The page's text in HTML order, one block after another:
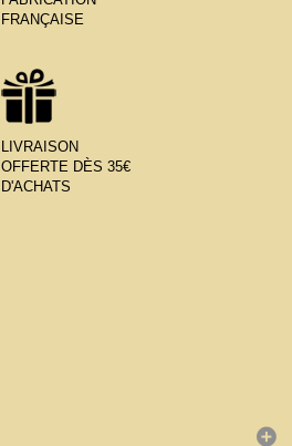
FRANÇAISE
LIVRAISON
OFFERTE DÈS 35€
D'ACHATS